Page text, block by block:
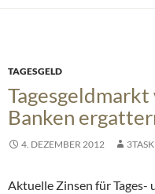
TAGESGELD
Banken
4. DEZEMBER 2012 3TASK
Aktuelle Zinsen für Tages-